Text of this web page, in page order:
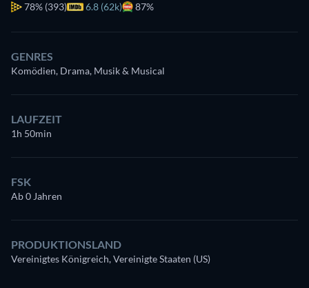
78% (393) 6.8 (62k) 87%
GENRES
Komödien, Drama, Musik & Musical
LAUFZEIT
1h 50min
FSK
Ab 0 Jahren
PRODUKTIONSLAND
Vereinigtes Königreich, Vereinigte Staaten (US)